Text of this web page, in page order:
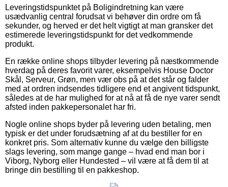
Leveringstidspunktet på Boligindretning kan være
usædvanlig central forudsat vi behøver din ordre om få
sekunder, og herved er det helt vigtigt at man gransker det
estimerede leveringstidspunkt for det vedkommende
produkt.
En række online shops tilbyder levering på næstkommende
hverdag på deres favorit varer, eksempelvis House Doctor
Skål, Serveur, Grøn, men vær obs på at det står og falder
med at ordren indsendes tidligere end et angivent tidspunkt,
således at de har mulighed for at nå at få de nye varer sendt
afsted inden pakkepersonalet har fri.
Nogle online shops byder på levering uden betaling, men
typisk er det under forudsætning af at du bestiller for en
konkret pris. Som alternativ kunne du vælge den billigste
slags levering, som mange gange – hvad end man bor i
Viborg, Nyborg eller Hundested – vil være at få dem til at
bringe din bestilling til en pakkeshop.